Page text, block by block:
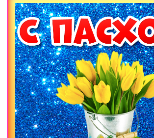
Загрузка картинки...